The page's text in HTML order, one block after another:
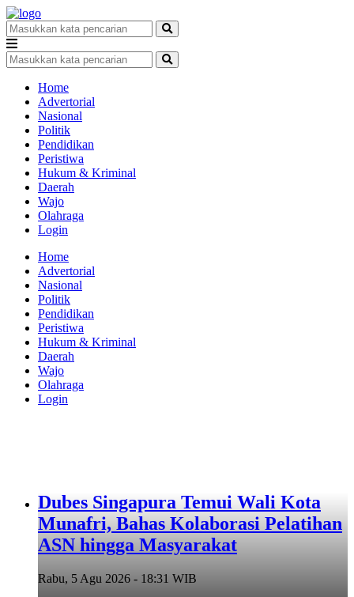
Home
Advertorial
Nasional
Politik
Pendidikan
Peristiwa
Hukum & Kriminal
Daerah
Wajo
Olahraga
Login
Home
Advertorial
Nasional
Politik
Pendidikan
Peristiwa
Hukum & Kriminal
Daerah
Wajo
Olahraga
Login
Dubes Singapura Temui Wali Kota
Munafri, Bahas Kolaborasi Pelatihan
ASN hingga Masyarakat
Rabu, 5 Agu 2026 - 18:31 WIB